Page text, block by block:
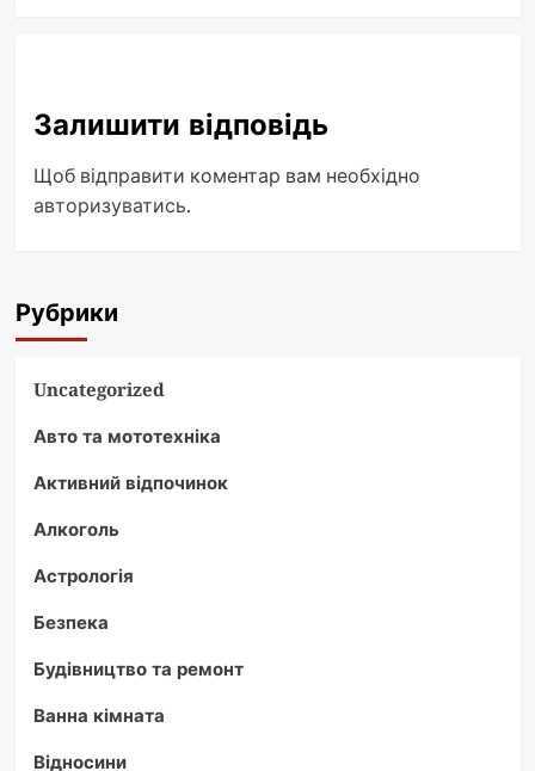
Залишити відповідь
Щоб відправити коментар вам необхідно
авторизуватись.
Рубрики
Uncategorized
Авто та мототехніка
Активний відпочинок
Алкоголь
Астрологія
Безпека
Будівництво та ремонт
Ванна кімната
Відносини